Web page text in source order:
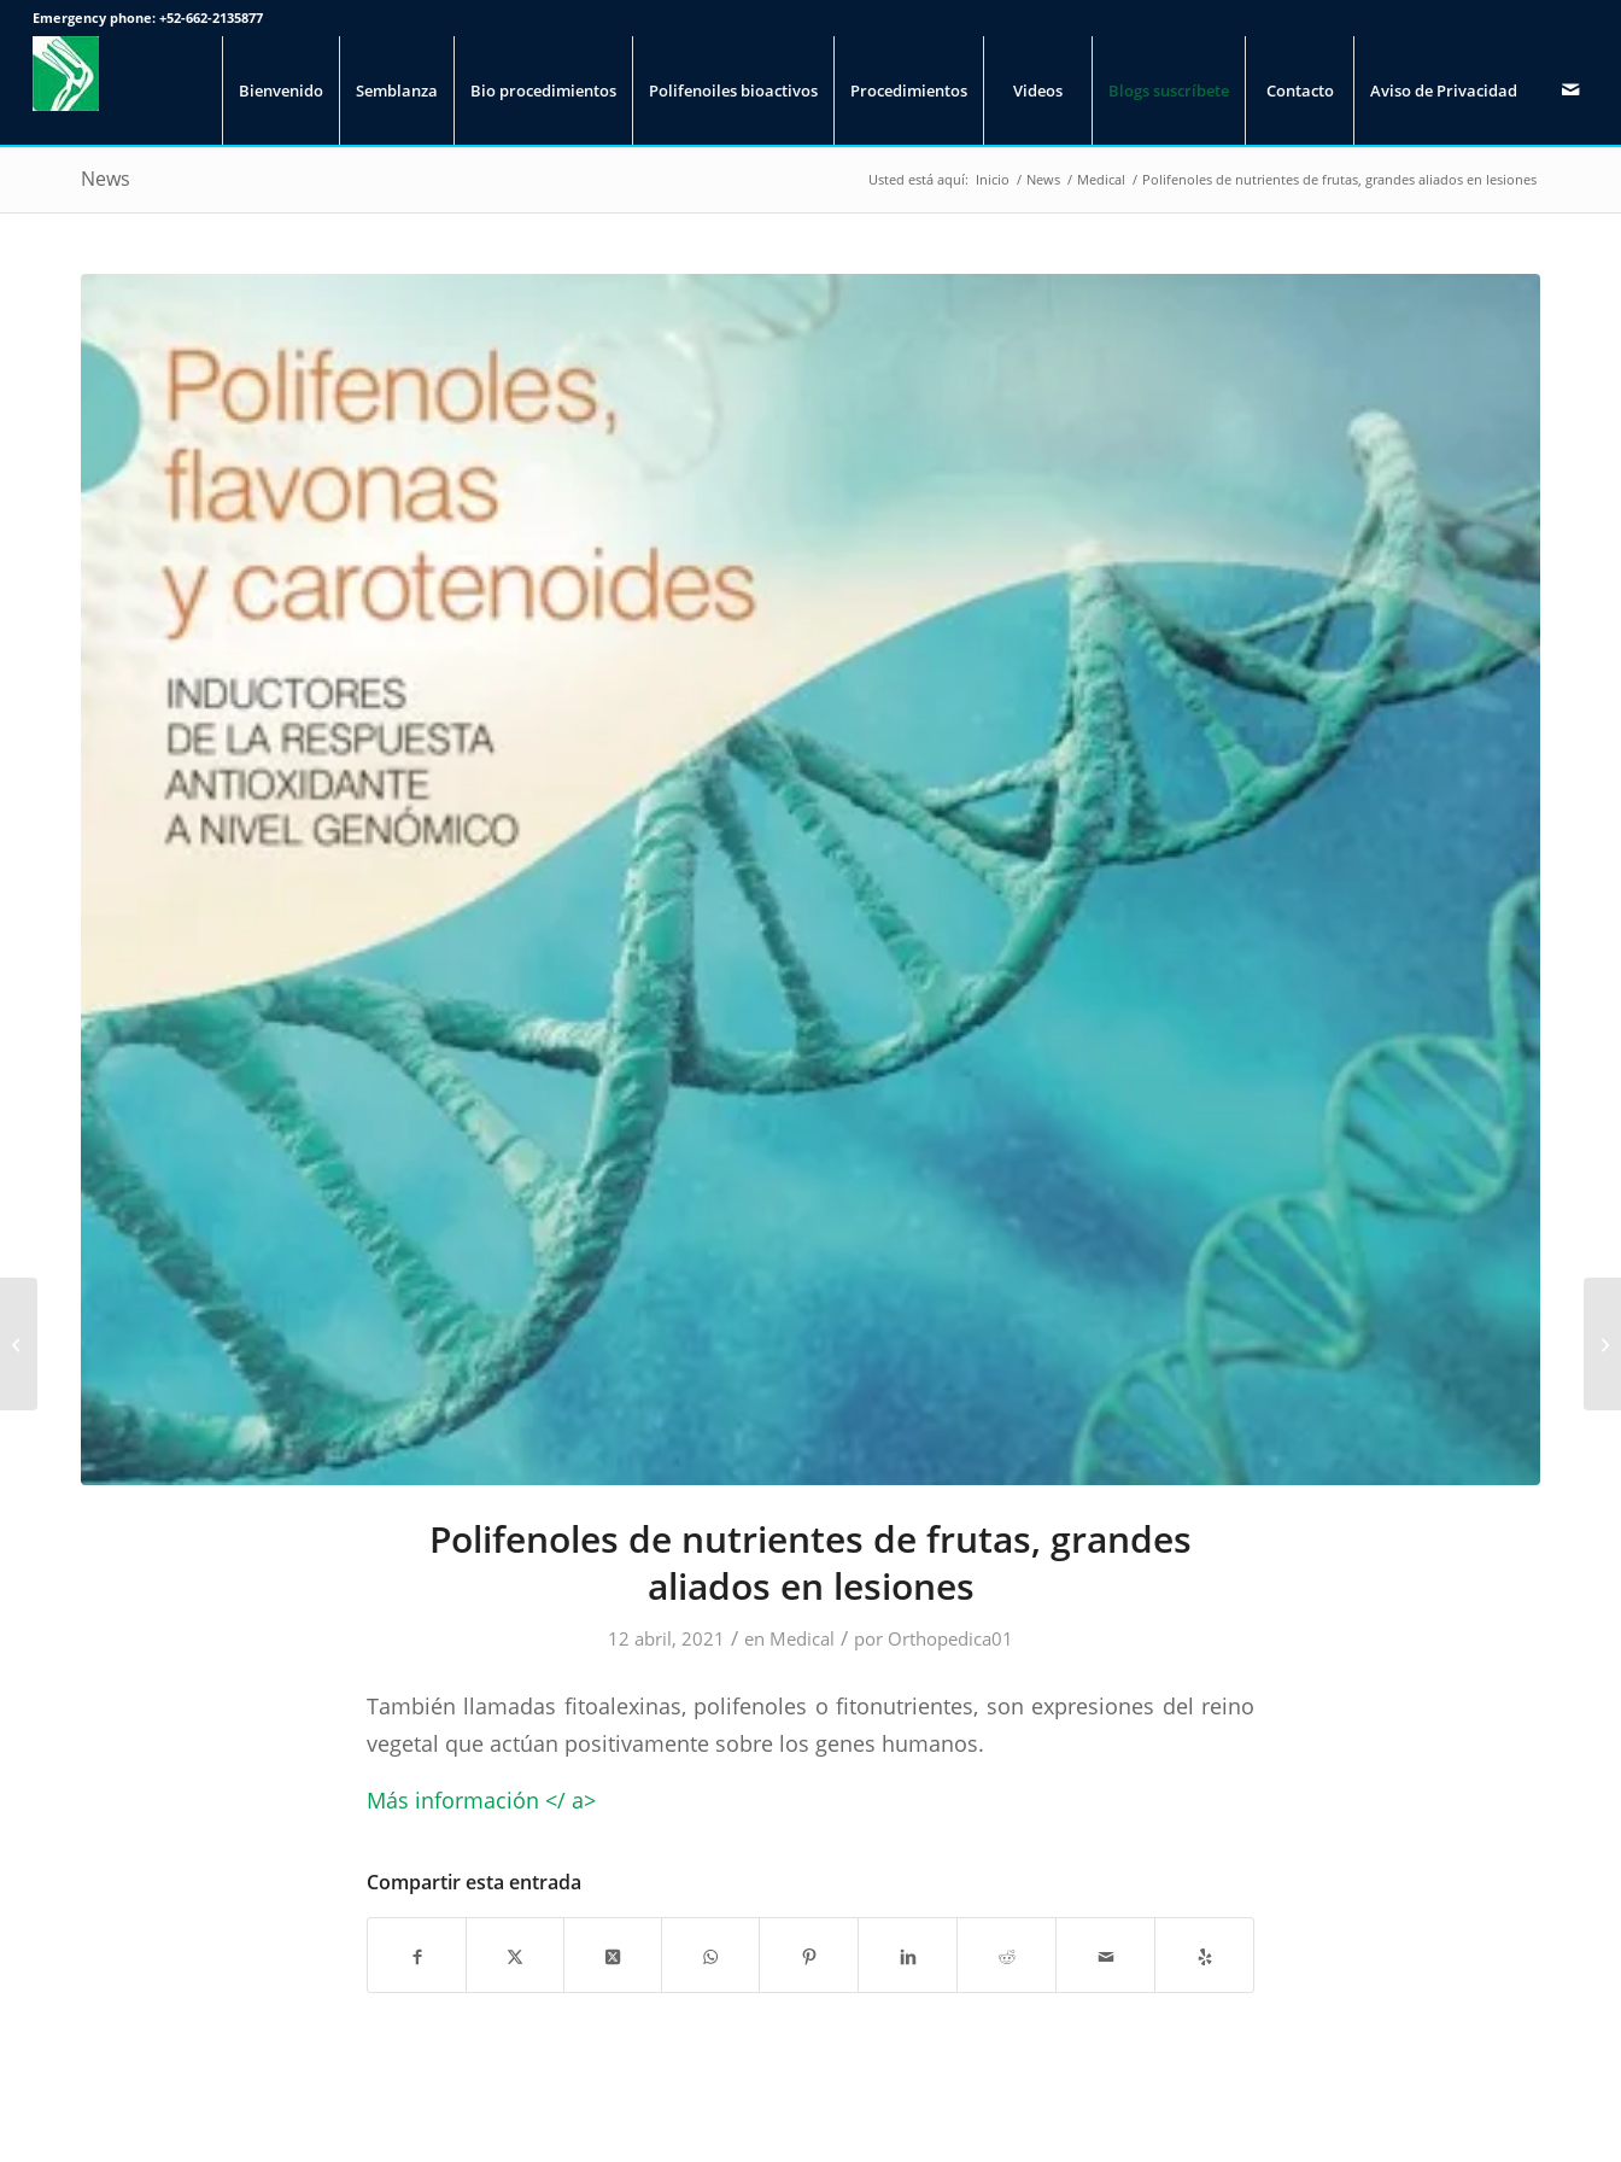
Emergency phone: +52-662-2135877
Bienvenido Semblanza Bio procedimientos Polifenoiles bioactivos Procedimientos Videos Blogs suscríbete Contacto Aviso de Privacidad
News Usted está aquí: Inicio / News / Medical / Polifenoles de nutrientes de frutas, grandes aliados en lesiones
Polifenoles de nutrientes de frutas, grandes
aliados en lesiones
12 abril, 2021 / en Medical / por Orthopedica01
También llamadas fitoalexinas, polifenoles o fitonutrientes, son expresiones del reino
vegetal que actúan positivamente sobre los genes humanos.
Más información </ a>
Compartir esta entrada
Profesional» UAA al Dr.